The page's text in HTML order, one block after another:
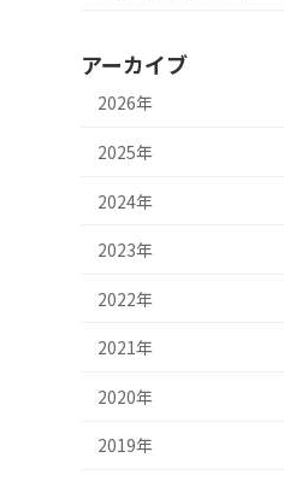
アーカイブ
2026年
2025年
2024年
2023年
2022年
2021年
2020年
2019年